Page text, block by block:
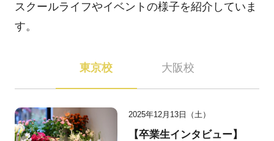
スクールライフやイベントの様子を紹介していま
す。
東京校 大阪校
2025年12月13日（土）
【卒業生インタビュー】